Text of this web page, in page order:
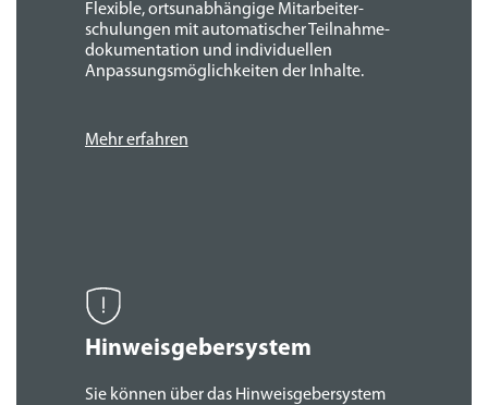
Flexible, orts­unabhängige Mitarbeiter­
schulungen mit automatischer Teilnahme­
dokumentation und individuellen
Anpassungs­möglichkeiten der Inhalte.
Mehr erfahren
Hinweis­geber­system
Sie können über das Hinweisgeber­system